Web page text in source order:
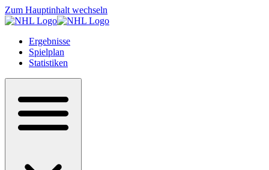
Zum Hauptinhalt wechseln
Ergebnisse
Spielplan
Statistiken